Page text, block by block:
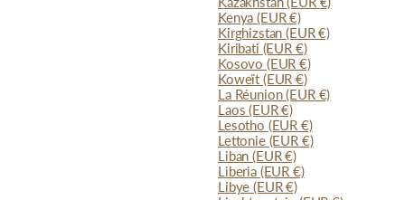
Kenya(EUR €)
Kirghizstan(EUR €)
Kiribati (EUR €)
Kosovo (EUR €)
Koweït (EUR €)
La Réunion(EUR €)
Laos(EUR €)
Lesotho (EUR €)
Lettonie (EUR €)
Liban(EUR €)
Liberia (EUR €)
Libye(EUR €)